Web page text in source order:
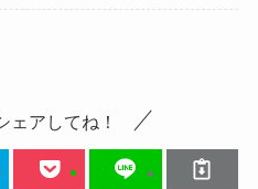
ェアしてね！